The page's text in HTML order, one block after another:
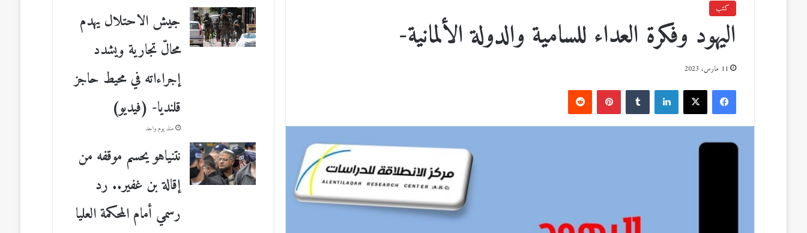
كتب
اليهود وفكرة العداء للسامية والدولة الألمانية-
11 مارس، 2023
ي
X
ي
T
b
ي
ي
R
d
جيش الاحتلال يهدم
محالّ تجارية ويشدد
إجراءاته في محيط حاجز
قلنديا- (فيديو)
منذ يوم واحد
نتنياهو يحسم موقفه من
إقالة بن غفير.. رد
رسمي أمام المحكمة العليا